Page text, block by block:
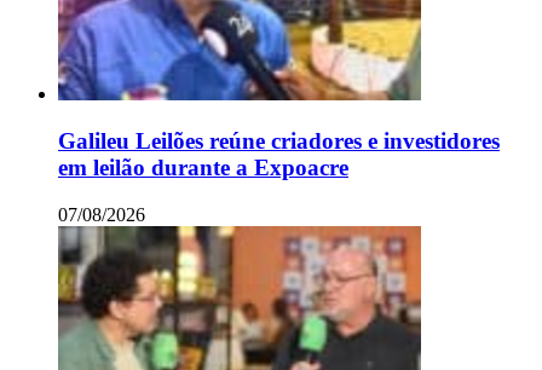
Galileu Leilões reúne criadores e investidores
em leilão durante a Expoacre
07/08/2026